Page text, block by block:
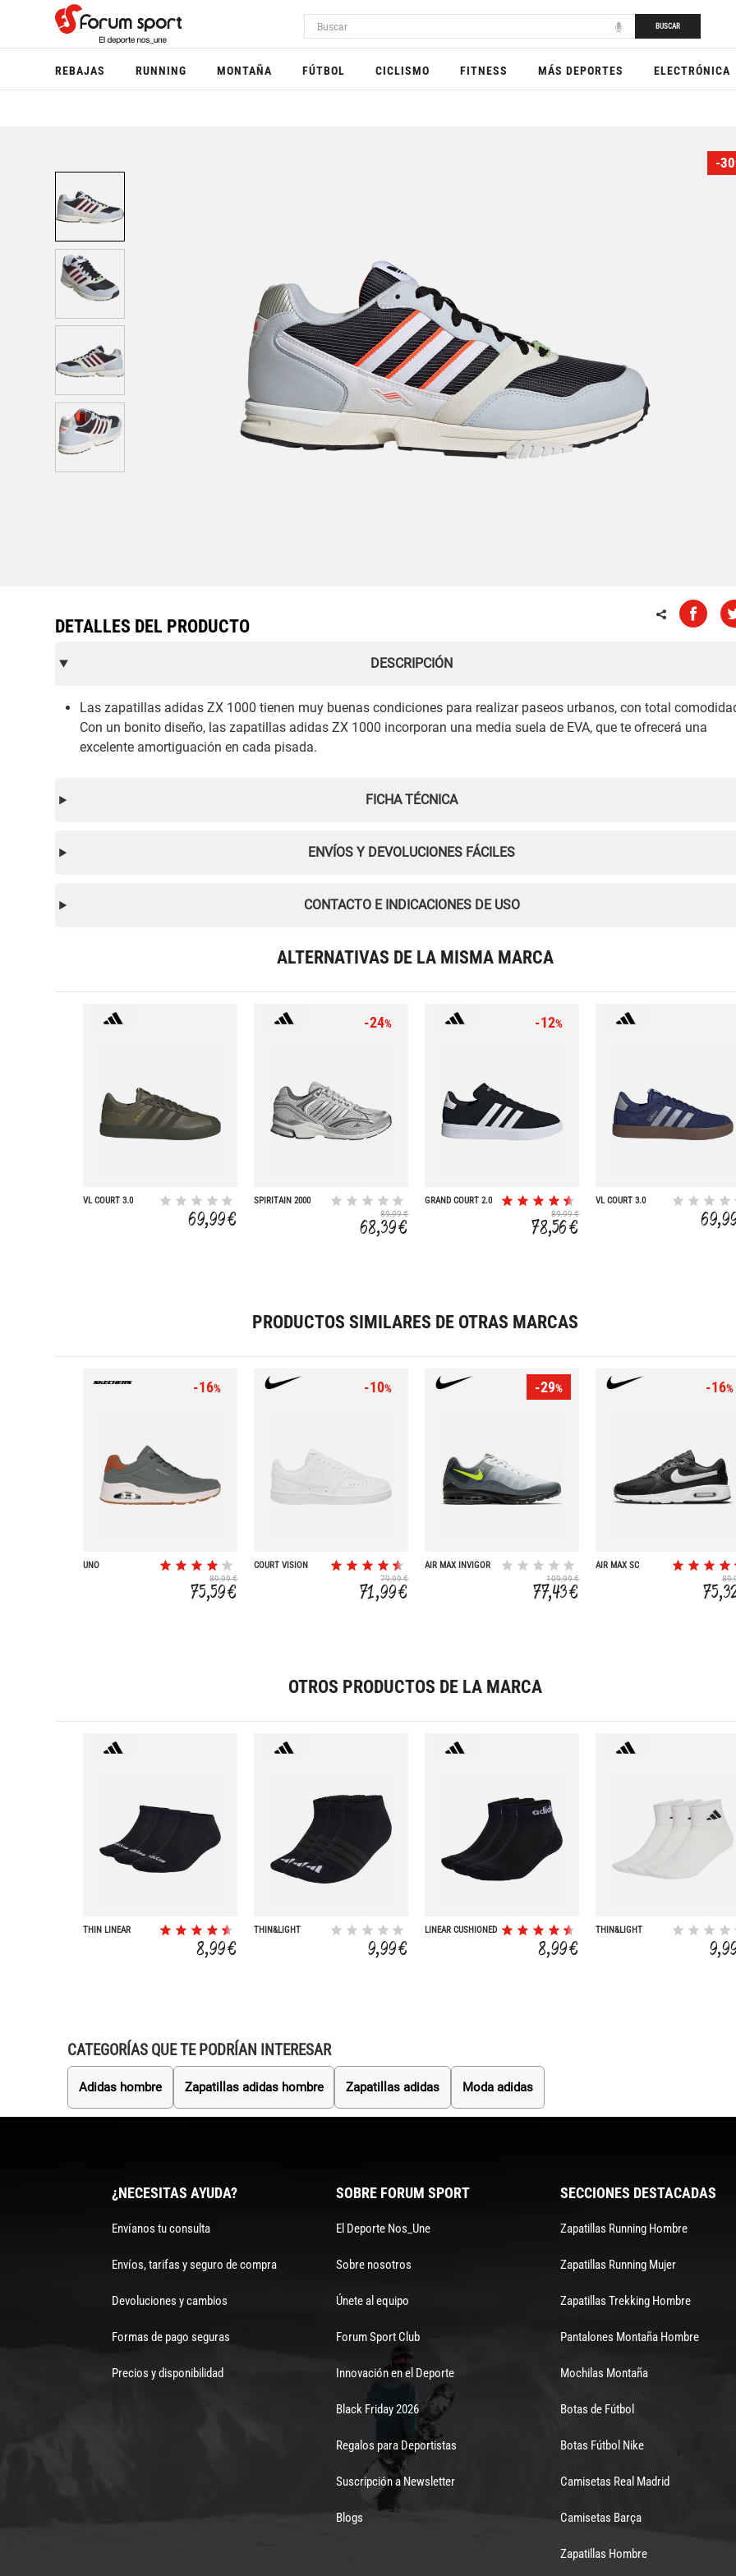
BUSCAR
REBAJAS RUNNING MONTAÑA FÚTBOL CICLISMO FITNESS MÁS DEPORTES ELECTRÓNICA
-30
DETALLES DEL PRODUCTO
DESCRIPCIÓN
Las zapatillas adidas ZX 1000 tienen muy buenas condiciones para realizar paseos urbanos, con total
Con un bonito diseño, las zapatillas adidas ZX 1000 incorporan una media suela de EVA, que te ofrecerá una
excelente amortiguación en cada pisada.
FICHA TÉCNICA
ENVÍOS Y DEVOLUCIONES FÁCILES
CONTACTO E INDICACIONES DE USO
ALTERNATIVAS DE LA MISMA MARCA
VL COURT 3.0
69,99 €
-24%
SPIRITAIN 2000
89,99 €
68,39 €
-12%
GRAND COURT 2.0
89,99 €
78,56 €
VL COURT 3.0
PRODUCTOS SIMILARES DE OTRAS MARCAS
-16%
UNO
89,99 €
75,59 €
-10%
COURT VISION
79,99 €
71,99 €
-29%
AIR MAX INVIGOR
109,99 €
77,43 €
-16%
AIR MAX SC
OTROS PRODUCTOS DE LA MARCA
THIN LINEAR
8,99 €
THIN&LIGHT
9,99 €
LINEAR CUSHIONED
8,99 €
THIN&LIGHT
CATEGORÍAS QUE TE PODRÍAN INTERESAR
Adidas hombre Zapatillas adidas hombre Zapatillas adidas Moda adidas
¿NECESITAS AYUDA?
Envíanos tu consulta
Envíos, tarifas y seguro de compra
Devoluciones y cambios
Formas de pago seguras
Precios y disponibilidad
SOBRE FORUM SPORT
El Deporte Nos_Une
Sobre nosotros
Únete al equipo
Forum Sport Club
Innovación en el Deporte
Black Friday 2026
Regalos para Deportistas
Suscripción a Newsletter
Blogs
SECCIONES DESTACADAS
Zapatillas Running Hombre
Zapatillas Running Mujer
Zapatillas Trekking Hombre
Pantalones Montaña Hombre
Mochilas Montaña
Botas de Fútbol
Botas Fútbol Nike
Camisetas Real Madrid
Camisetas Barça
Zapatillas Hombre